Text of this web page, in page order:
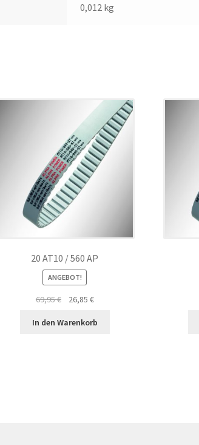
0,012 kg
20 AT10 / 560 AP
ANGEBOT!
69,95€
Ursprünglicher
war:
26,85 €Aktueller
ist:
In den Warenkorb